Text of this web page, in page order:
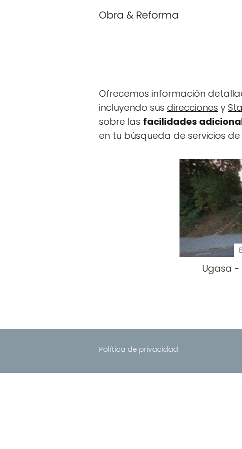
Obra & Reforma
Ofrecemos información
incluyendo sus direcciones y
sobre las facilidades
en tu búsqueda de servicios
Ugasa -
Política de privacidad